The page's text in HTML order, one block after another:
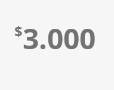
$3.000